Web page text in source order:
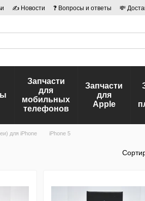
✍ Новости ❓ Вопросы и ответы 💸
Запчасти
для
мобильных
телефонов
Запчасти
для
Apple
для iPhone iPhone 5